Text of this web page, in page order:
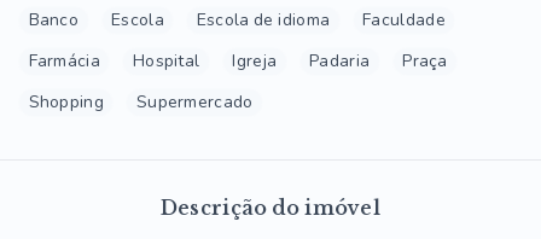
Banco Escola Escola de idioma
Faculdade
Farmácia
Hospital Igreja Padaria
Praça
Shopping
Supermercado
Descrição do imóvel